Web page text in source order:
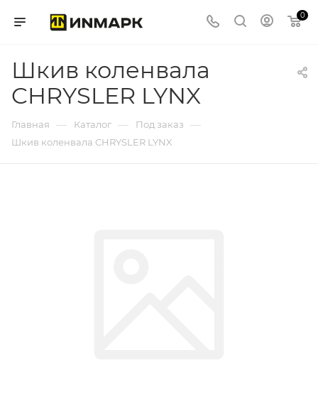
0
Шкив коленвала
CHRYSLER LYNX
Главная — Каталог — Под заказ —
Шкив коленвала CHRYSLER LYNX